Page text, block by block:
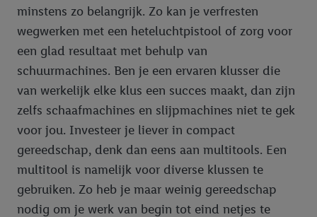
minstens zo belangrijk. Zo kan je verfresten
wegwerken met een heteluchtpistool of zorg voor
een glad resultaat met behulp van
schuurmachines. Ben je een ervaren klusser die
van werkelijk elke klus een succes maakt, dan zijn
zelfs schaafmachines en slijpmachines niet te gek
voor jou. Investeer je liever in compact
gereedschap, denk dan eens aan multitools. Een
multitool is namelijk voor diverse klussen te
gebruiken. Zo heb je maar weinig gereedschap
nodig om je werk van begin tot eind netjes te